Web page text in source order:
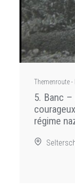
Themenroute -
5. Banc
régime